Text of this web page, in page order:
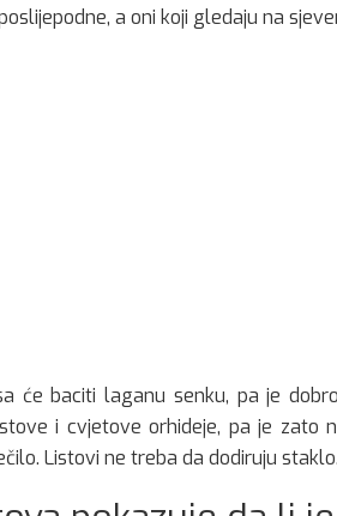
a oni koji gledaju na
će baciti laganu senku, pa je
i cvjetove orhideje, pa je zato
Listovi ne treba da dodiruju staklo.